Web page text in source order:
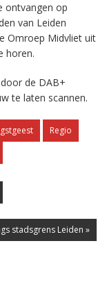
ontvangen op
van Leiden
Omroep Midvliet uit
horen.
de DAB+
te laten scannen.
Regio
stadsgrens Leiden »